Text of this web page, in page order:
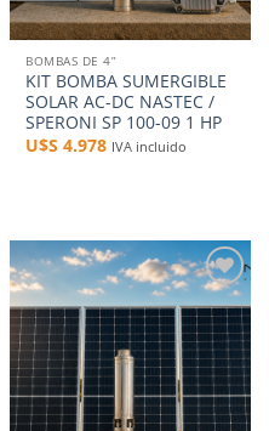
BOMBAS DE 4”
KIT BOMBA SUMERGIBLE
SOLAR AC-DC NASTEC /
SPERONI SP 100-09 1 HP
U$S4.978 IVA incluido
Añadir
a la
lista de
deseos